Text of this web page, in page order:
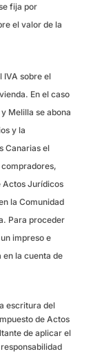
fija por
el valor de la
IVA sobre el
En el caso
Melilla se abona
y la
Canarias el
Actos Jurídicos
la Comunidad
Para proceder
impreso e
en la cuenta de
escritura del
de Actos
de aplicar el